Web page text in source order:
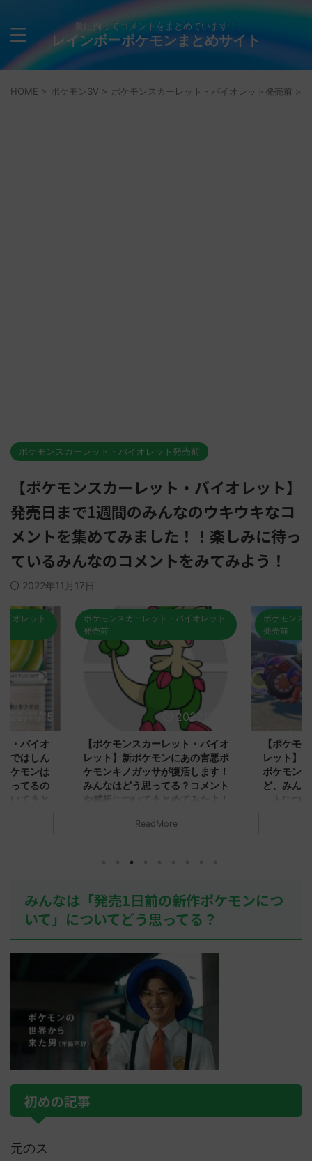
量に拘ってコメントをまとめています！
レインボーポケモンまとめサイト
HOME > ポケモンSV > ポケモンスカーレット・バイオレット発売前 >
ポケモンスカーレット・バイオレット発売前
【ポケモンスカーレット・バイオレット】
発売日まで1週間のみんなのウキウキなコ
メントを集めてみました！！楽しみに待っ
ているみんなのコメントをみてみよう！
2022年11月17日
イオレット
11/15
・バイオ
ではしん
ケモンは
ってるの
いてまと
ん、君に決
ポケモンスカーレット・バイオレット
発売前
2022/11/15
【ポケモンスカーレット・バイオ
レット】新ポケモンにあの害悪ポ
ケモンキノガッサが復活します！
みんなはどう思ってる？コメント
や感想についてまとめてみたよ！
思ってる？ 初めの記事 元のス
(ﾜｯﾁｮｲW d2cf-g68G) 2022/11/11(金)
01:22:35.78ID:gOuimzls0 麻痺弱体化
wっぱキノガッサさんだよね 名無しさ
ん679 679 名無しさん、君に決め
ReadMore
ポケモンス
発売前
【ポケモ
レット】
ポケモン
ど、みん
る人さん
決めた！ (ﾜ
2022/11/10(
みんなは「発売1日前の新作ポケモンにつ
いて」についてどう思ってる？
初めの記事
元のス